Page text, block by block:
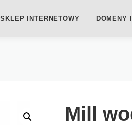
SKLEP INTERNETOWY DOMENY
Mill